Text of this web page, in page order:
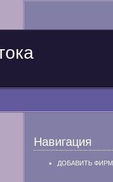
Навигация
ДОБАВИТЬ